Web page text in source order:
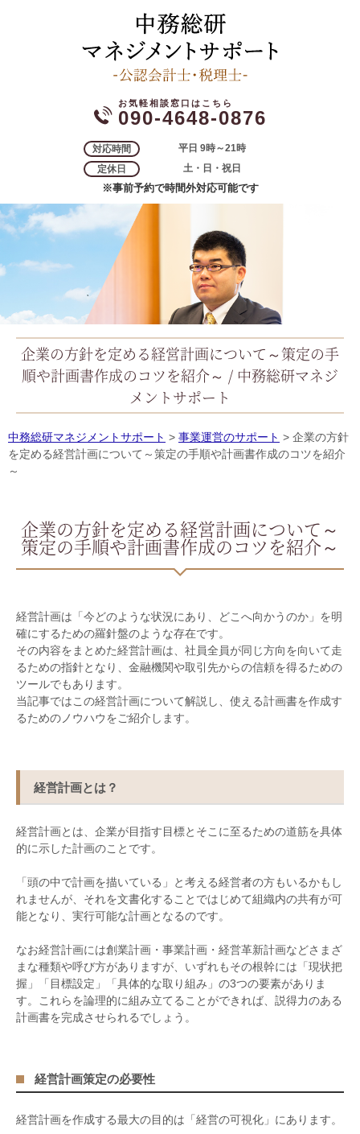
090-4648-0876
対応時間
平日 9時～21時
定休日
土・日・祝日
※事前予約で時間外対応可能です
企業の方針を定める経営計画について～策定の手
順や計画書作成のコツを紹介～ / 中務総研マネジ
メントサポート
中務総研マネジメントサポート > 事業運営のサポート > 企業の方針
を定める経営計画について～策定の手順や計画書作成のコツを紹介
～
企業の方針を定める経営計画について～
策定の手順や計画書作成のコツを紹介～
経営計画は「今どのような状況にあり、どこへ向かうのか」を明
確にするための羅針盤のような存在です。
その内容をまとめた経営計画は、社員全員が同じ方向を向いて走
るための指針となり、金融機関や取引先からの信頼を得るための
ツールでもあります。
当記事ではこの経営計画について解説し、使える計画書を作成す
るためのノウハウをご紹介します。
経営計画とは？
経営計画とは、企業が目指す目標とそこに至るための道筋を具体
的に示した計画のことです。
「頭の中で計画を描いている」と考える経営者の方もいるかもし
れませんが、それを文書化することではじめて組織内の共有が可
能となり、実行可能な計画となるのです。
なお経営計画には創業計画・事業計画・経営革新計画などさまざ
まな種類や呼び方がありますが、いずれもその根幹には「現状把
握」「目標設定」「具体的な取り組み」の3つの要素がありま
す。これらを論理的に組み立てることができれば、説得力のある
計画書を完成させられるでしょう。
経営計画策定の必要性
経営計画を作成する最大の目的は「経営の可視化」にあります。